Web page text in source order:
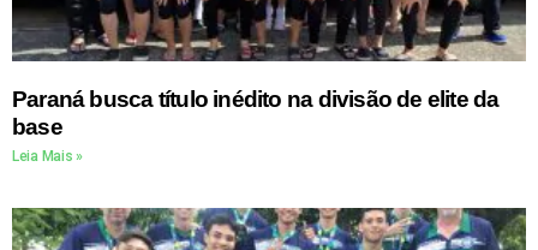
Paraná busca título inédito na divisão de elite da
base
Leia Mais »